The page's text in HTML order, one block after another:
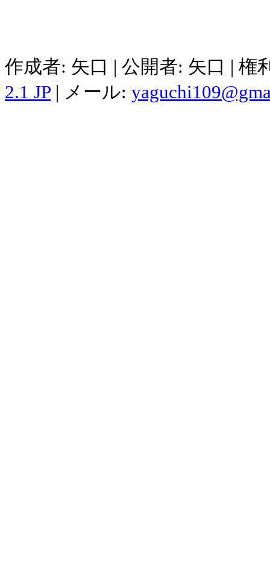
作成者: 矢口 | 公開者: 矢口 |
2.1 JP | メール: